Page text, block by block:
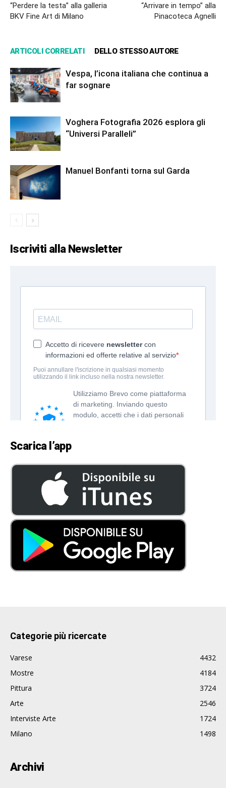
“Perdere la testa” alla galleria
BKV Fine Art di Milano
“Arrivare in tempo” alla
Pinacoteca Agnelli
ARTICOLI CORRELATI DELLO STESSO AUTORE
Vespa, l’icona italiana che continua a
far sognare
Voghera Fotografia 2026 esplora gli
“Universi Paralleli”
Manuel Bonfanti torna sul Garda
Iscriviti alla Newsletter
Scarica l’app
Categorie più ricercate
Varese
4432
Mostre
4184
Pittura
3724
Arte
2546
Interviste Arte
1724
Milano
1498
Archivi